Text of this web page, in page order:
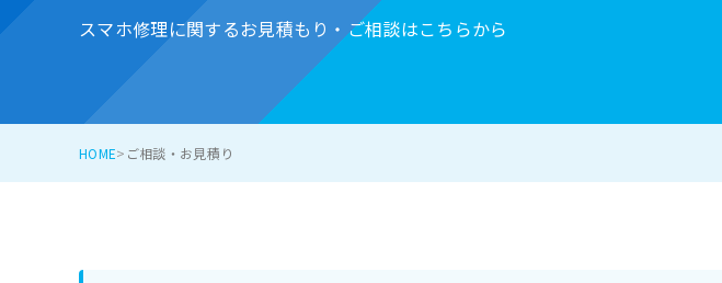
スマホ修理に関するお見積もり・ご相談はこちらから
HOME ご相談・お見積り